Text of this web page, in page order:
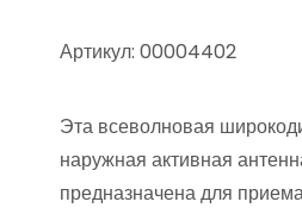
Артикул: 00004402
Эта всеволновая
наружная активная
предназначена для